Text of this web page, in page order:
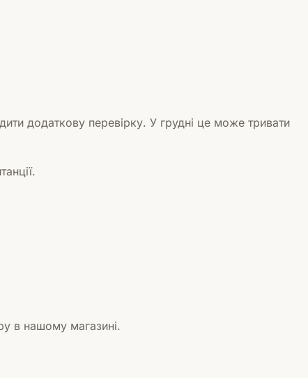
додаткову перевірку. У грудні це може тривати
в нашому магазині.